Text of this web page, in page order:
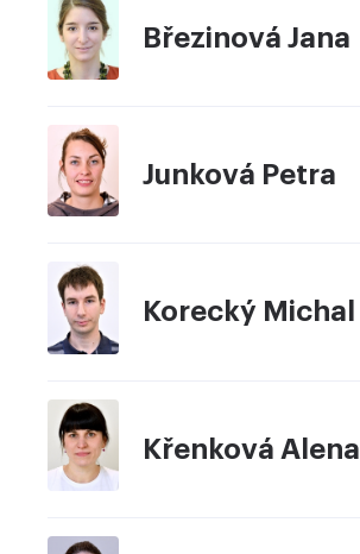
Březinová Jana
Junková Petra
Korecký Michal
Křenková Alena